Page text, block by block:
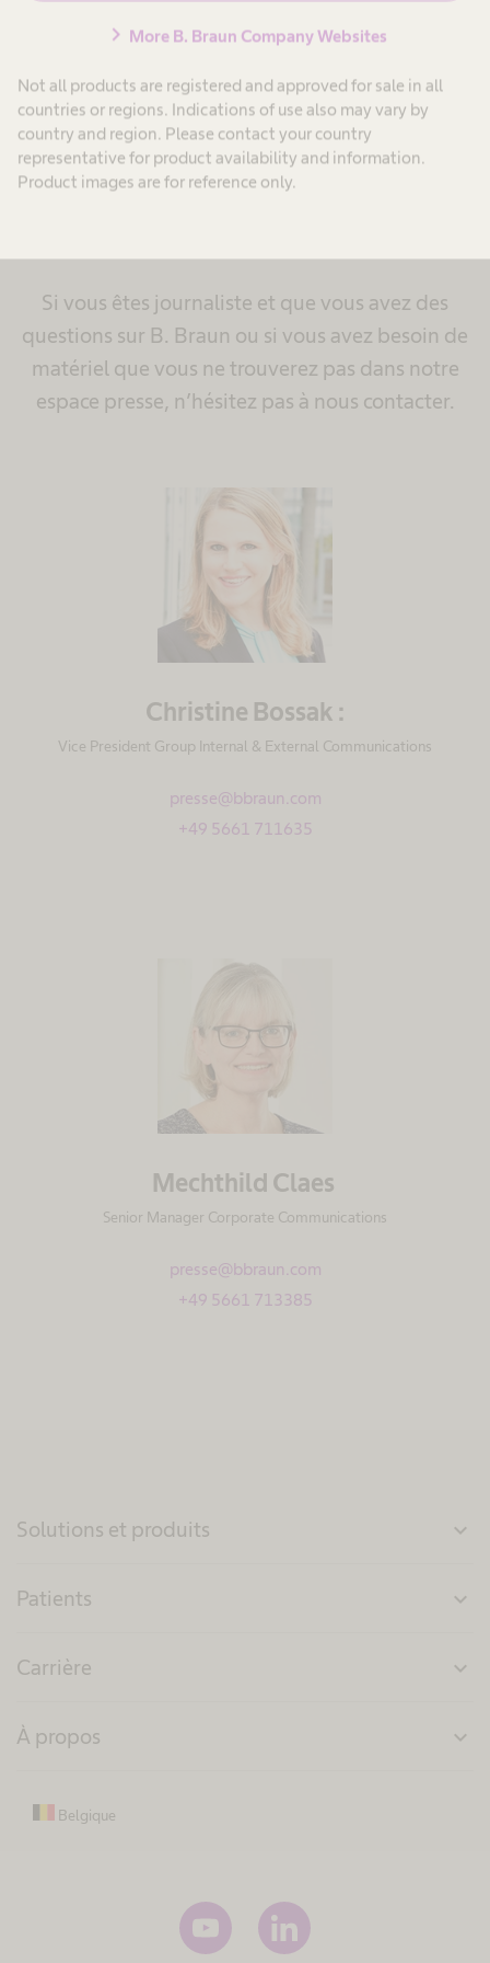
chevron_right More B. Braun Company Websites
Not all products are registered and approved for sale in all
countries or regions. Indications of use also may vary by
country and region. Please contact your country
representative for product availability and information.
Product images are for reference only.
Votre contact avec
l’équipe Relations avec
Si vous êtes journaliste et que vous avez des
questions sur B. Braun ou si vous avez besoin de
matériel que vous ne trouverez pas dans notre
espace presse, n’hésitez pas à nous contacter.
Christine Bossak :
Vice President Group Internal & External Communications
presse@bbraun.com
+49 5661 711635
Mechthild Claes
Senior Manager Corporate Communications
presse@bbraun.com
+49 5661 713385
Solutions et produits expand_more
Patients expand_more
Carrière expand_more
À propos expand_more
Belgique